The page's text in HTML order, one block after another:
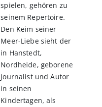
spielen, gehören zu
seinem Repertoire.
Den Keim seiner
Meer-Liebe sieht der
in Hanstedt,
Nordheide, geborene
Journalist und Autor
in seinen
Kindertagen, als